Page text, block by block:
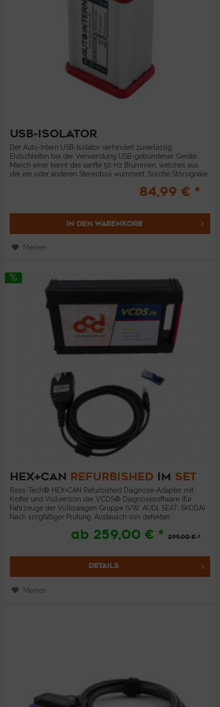
USB-ISOLATOR
Der Auto-Intern USB-Isolator verhindert zuverlässig
Erdschleifen bei der Verwendung USB-gebundener Geräte.
Manch einer kennt das sanfte 50 Hz Brummen, welches aus
der ein oder anderen Stereobox wummert. Solche Störsignale
84,99 € *
IN DEN WARENKORB
Merken
HEX+CAN REFURBISHED IM SET
Ross-Tech® HEX+CAN Refurbished Diagnose-Adapter mit
Koffer und Vollversion der VCDS® Diagnosesoftware (für
Fahrzeuge der Volkswagen Gruppe (VW, AUDI, SEAT, SKODA)
Nach sorgfältiger Prüfung, Austausch von defekten
ab 259,00 € * 299,00 € *
DETAILS
Merken